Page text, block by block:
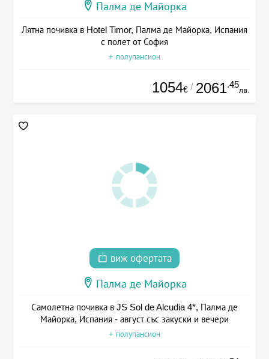
Палма де Майорка
Лятна почивка в Hotel Timor, Палма де Майорка, Испания
с полет от София
+ полупансион
1054€ / 2061.45
лв.
виж офертата
Палма де Майорка
Самолетна почивка в JS Sol de Alcudia 4*, Палма де
Майорка, Испания - август със закуски и вечери
+ полупансион